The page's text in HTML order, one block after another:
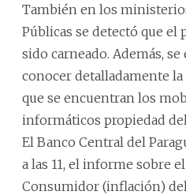
También en los
Públicas se detectó que el
sido carneado. Además,
conocer detalladamente
que se encuentran los
informáticos propiedad
El Banco Central del
a las 11, el informe sobre
Consumidor (inflación)